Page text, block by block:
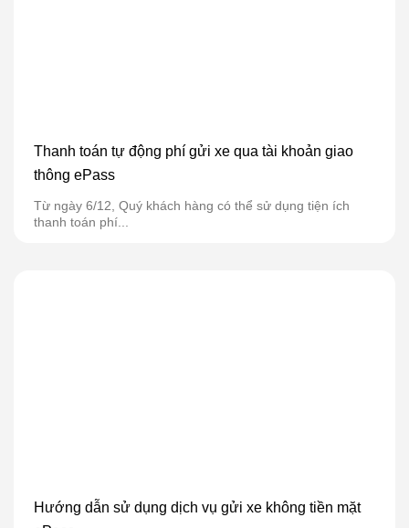
Thanh toán tự động phí gửi xe qua tài khoản giao
thông ePass
Từ ngày 6/12, Quý khách hàng có thể sử dụng tiện ích
thanh toán phí...
Hướng dẫn sử dụng dịch vụ gửi xe không tiền mặt